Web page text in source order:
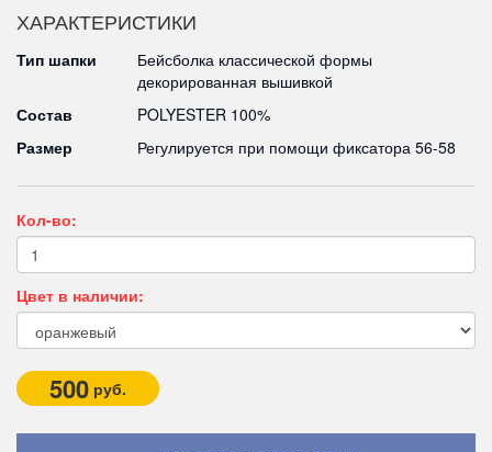
ХАРАКТЕРИСТИКИ
Тип шапки
Бейсболка классической формы
декорированная вышивкой
Состав
POLYESTER 100%
Размер
Регулируется при помощи фиксатора 56-58
Кол-во:
Цвет в наличии:
500 руб.